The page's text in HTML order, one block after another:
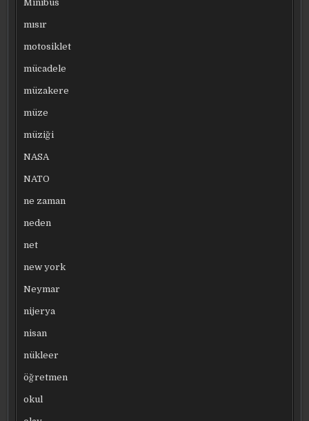
Minibüs
mısır
motosiklet
mücadele
müzakere
müze
müziği
NASA
NATO
ne zaman
neden
net
new york
Neymar
nijerya
nisan
nükleer
öğretmen
okul